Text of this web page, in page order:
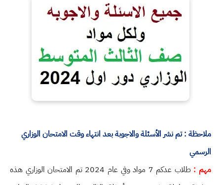
ملاحظة : تم نشر الأسئلة والاجوبة بعد انتهاء وقت الامتحان الوزاري
الرسمي
مهم :
طلاب عدكم 7 مواد وفي عام 2024 تم الامتحان الوزاري هذه